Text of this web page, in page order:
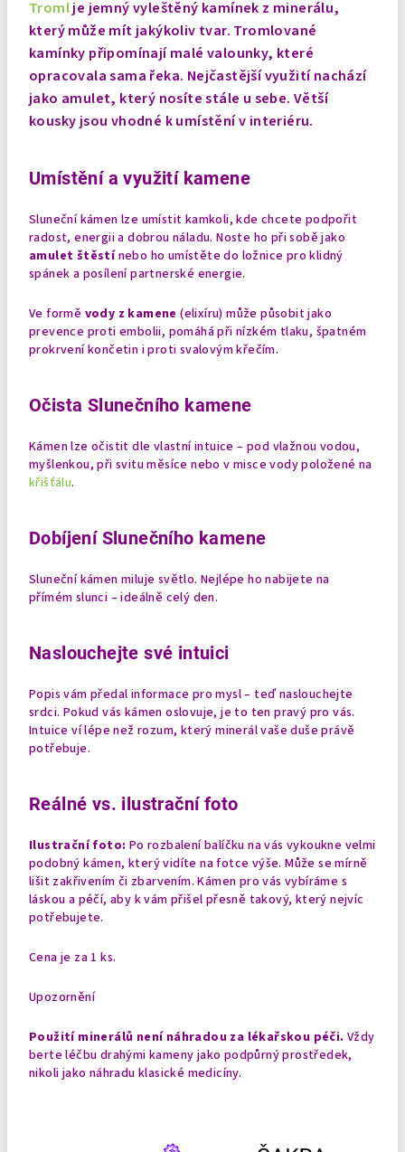
Tromlje jemný vyleštěný kamínek z minerálu,
který může mít jakýkoliv tvar. Tromlované
kamínky připomínají malé valounky, které
opracovala sama řeka. Nejčastější využití nachází
jako amulet, který nosíte stále u sebe. Větší
kousky jsou vhodné k umístění v interiéru.
Umístění a využití kamene
Sluneční kámen lze umístit kamkoli, kde chcete podpořit
radost, energii a dobrou náladu. Noste ho při sobě jako
amulet štěstínebo ho umístěte do ložnice pro klidný
spánek a posílení partnerské energie.
Ve formě vody z kamene (elixíru) může působit jako
prevence proti embolii, pomáhá při nízkém tlaku, špatném
prokrvení končetin i proti svalovým křečím.
Očista Slunečního kamene
Kámen lze očistit dle vlastní intuice – pod vlažnou vodou,
myšlenkou, při svitu měsíce nebo v misce vody položené na
křišťálu.
Dobíjení Slunečního kamene
Sluneční kámen miluje světlo. Nejlépe ho nabijete na
přímém slunci – ideálně celý den.
Naslouchejte své intuici
Popis vám předal informace pro mysl – teď naslouchejte
srdci. Pokud vás kámen oslovuje, je to ten pravý pro vás.
Intuice ví lépe než rozum, který minerál vaše duše právě
potřebuje.
Reálné vs. ilustrační foto
Ilustrační foto: Po rozbalení balíčku na vás vykoukne velmi
podobný kámen, který vidíte na fotce výše. Může se mírně
lišit zakřivením či zbarvením. Kámen pro vás vybíráme s
láskou a péčí, aby k vám přišel přesně takový, který nejvíc
potřebujete.
Cena je za 1 ks.
Upozornění
Použití minerálů není náhradou za lékařskou péči. Vždy
berte léčbu drahými kameny jako podpůrný prostředek,
nikoli jako náhradu klasické medicíny.